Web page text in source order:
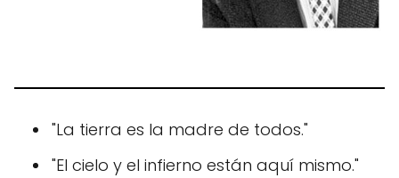
"La tierra es la madre de todos."
"El cielo y el infierno están aquí mismo."